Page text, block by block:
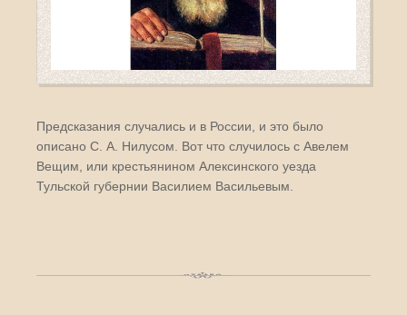
Предсказания случались и в России, и это было
описано С. А. Нилусом. Вот что случилось с Авелем
Вещим, или крестьянином Алексинского уезда
Тульской губернии Василием Васильевым.